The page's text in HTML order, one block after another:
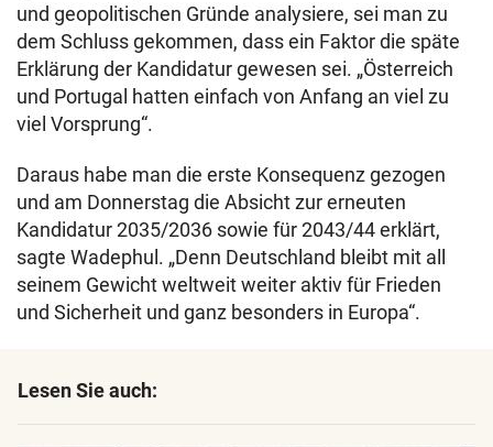
und geopolitischen Gründe analysiere, sei man zu
dem Schluss gekommen, dass ein Faktor die späte
Erklärung der Kandidatur gewesen sei. „Österreich
und Portugal hatten einfach von Anfang an viel zu
viel Vorsprung“.
Daraus habe man die erste Konsequenz gezogen
und am Donnerstag die Absicht zur erneuten
Kandidatur 2035/2036 sowie für 2043/44 erklärt,
sagte Wadephul. „Denn Deutschland bleibt mit all
seinem Gewicht weltweit weiter aktiv für Frieden
und Sicherheit und ganz besonders in Europa“.
Lesen Sie auch: